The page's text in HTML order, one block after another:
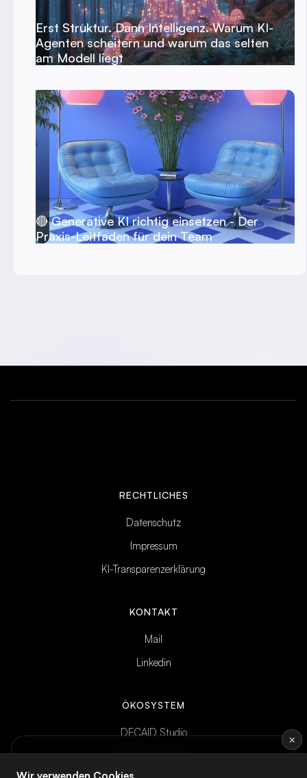
×
Wöchentliches KI-Briefing
Erst Struktur. Dann Intelligenz. Warum KI-
Agenten scheitern und warum das selten
am Modell liegt
🔴 Generative KI richtig einsetzen - Der
Praxis-Leitfaden für dein Team
RECHTLICHES
Datenschutz
Impressum
KI-Transparenzerklärung
KONTAKT
Mail
Linkedin
ÖKOSYSTEM
DECAID Studio
DECAID Academy